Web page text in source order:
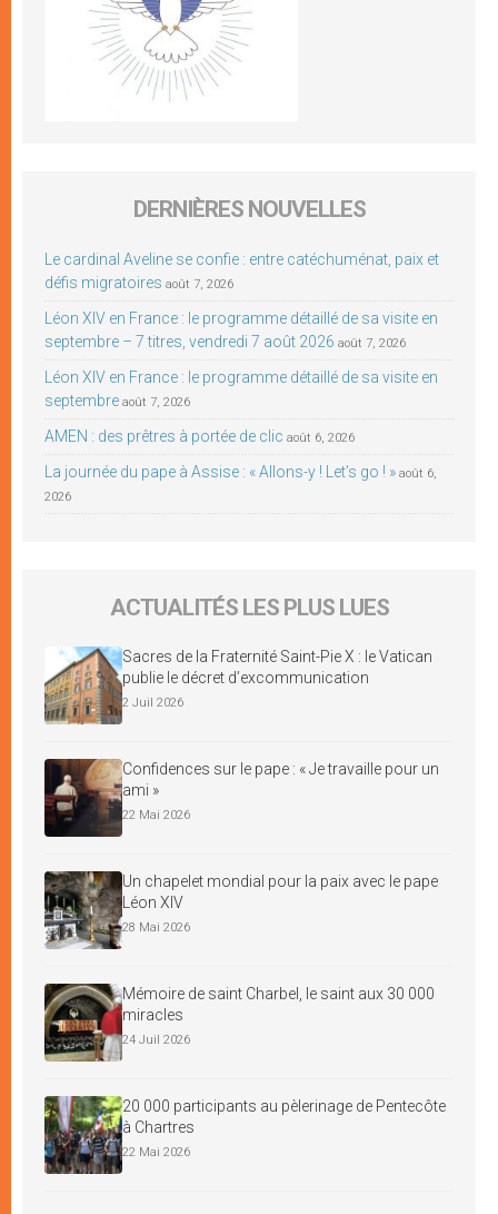
DERNIÈRES NOUVELLES
Le cardinal Aveline se confie : entre catéchuménat, paix et
défis migratoires août 7, 2026
Léon XIV en France : le programme détaillé de sa visite en
septembre – 7 titres, vendredi 7 août 2026 août 7, 2026
Léon XIV en France : le programme détaillé de sa visite en
septembre août 7, 2026
AMEN : des prêtres à portée de clic août 6, 2026
La journée du pape à Assise : « Allons-y ! Let’s go ! » août 6,
2026
ACTUALITÉS LES PLUS LUES
Sacres de la Fraternité Saint-Pie X : le Vatican
publie le décret d’excommunication
2 Juil 2026
Confidences sur le pape : « Je travaille pour un
ami »
22 Mai 2026
Un chapelet mondial pour la paix avec le pape
Léon XIV
28 Mai 2026
Mémoire de saint Charbel, le saint aux 30 000
miracles
24 Juil 2026
20 000 participants au pèlerinage de Pentecôte
à Chartres
22 Mai 2026